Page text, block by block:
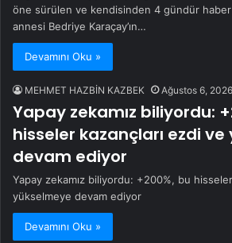
öne sürülen ve kendisinden 4 gündür haber
annesi Bedriye Karaçay’ın…
Devamını Oku »
MEHMET HAZBİN KAZBEK Ağustos 6, 2026
Yapay zekamız biliyordu:
hisseler kazançları ezdi
devam ediyor
Yapay zekamız biliyordu: +200%, bu
yükselmeye devam ediyor
Devamını Oku »